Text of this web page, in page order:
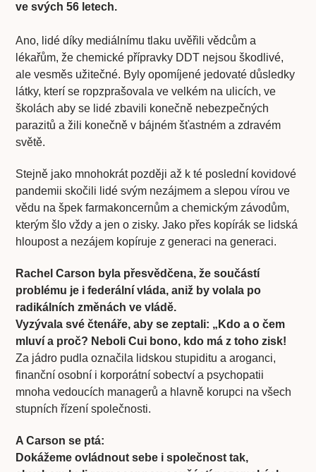
ve svých 56 letech.
Ano, lidé díky mediálnímu tlaku uvěřili vědcům a
lékařům, že chemické přípravky DDT nejsou škodlivé,
ale vesměs užitečné. Byly opomíjené jedovaté důsledky
látky, kterí se ropzprašovala ve velkém na ulicích, ve
školách aby se lidé zbavili konečně nebezpečných
parazitů a žili konečně v bájném šťastném a zdravém
světě.
Stejně jako mnohokrát později až k té poslední kovidové
pandemii skočili lidé svým nezájmem a slepou vírou ve
vědu na špek farmakoncernům a chemickým závodům,
kterým šlo vždy a jen o zisky. Jako přes kopírák se lidská
hloupost a nezájem kopíruje z generaci na generaci.
Rachel Carson byla přesvědčena, že součástí
problému je i federální vláda, aniž by volala po
radikálních změnách ve vládě.
Vyzývala své čtenáře, aby se zeptali: „Kdo a o čem
mluví a proč? Neboli Cui bono, kdo má z toho zisk!
Za jádro pudla označila lidskou stupiditu a aroganci,
finanční osobní i korporátní sobectví a psychopatii
mnoha vedoucích managerů a hlavně korupci na všech
stupních řízení společnosti.
A Carson se ptá:
Dokážeme ovládnout sebe i společnost tak,